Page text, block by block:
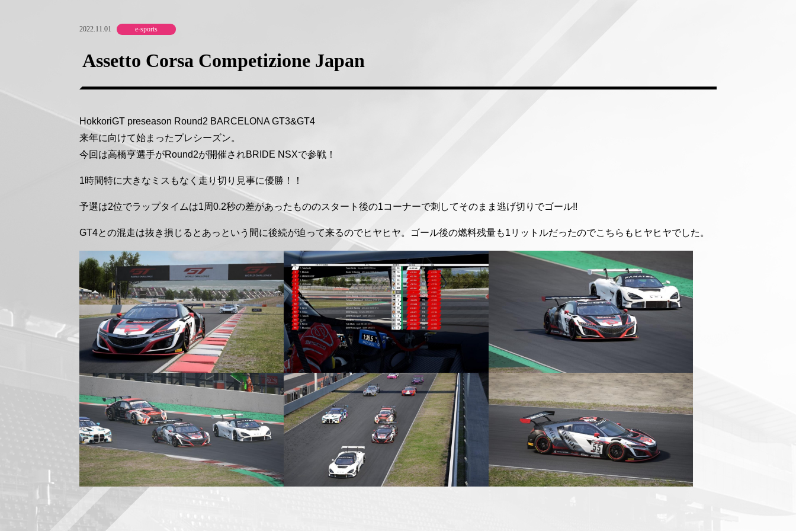
2022.11.01 e-sports
Assetto Corsa Competizione Japan
HokkoriGT preseason Round2 BARCELONA GT3&GT4
来年に向けて始まったプレシーズン。
今回は高橋亨選手がRound2が開催されBRIDE NSXで参戦！
1時間特に大きなミスもなく走り切り見事に優勝！！
予選は2位でラップタイムは1周0.2秒の差があったもののスタート後の1コーナーで刺してそのまま逃げ切りでゴール!!
GT4との混走は抜き損じるとあっという間に後続が迫って来るのでヒヤヒヤ。ゴール後の燃料残量も1リットルだったのでこちらもヒヤヒヤでした。